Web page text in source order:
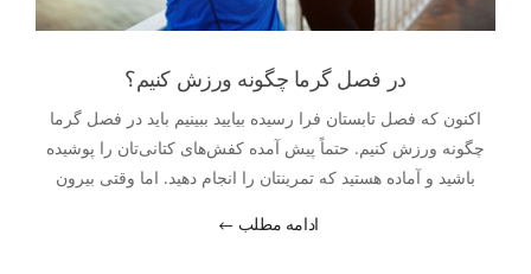
در فصل گرما چگونه ورزش کنیم؟
اکنون که فصل تابستان فرا رسیده بیایید ببینیم باید در فصل گرما
چگونه ورزش کنیم. حتماً پیش آمده کفش‌های کتانی‌تان را پوشیده
باشید و آماده هستید که تمرینتان را انجام دهید. اما وقتی بیرون
ادامه مطلب